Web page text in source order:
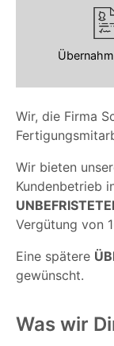
Wir, die Firma
Wir bieten
Kundenbetrieb
Vergütung von
Eine spätere
gewünscht.
Was wir